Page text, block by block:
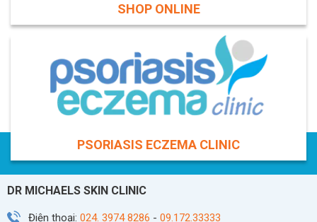
SHOP ONLINE
PSORIASIS ECZEMA CLINIC
DR MICHAELS SKIN CLINIC
Điện thoại: 024. 3974 8286 - 09.172.33333